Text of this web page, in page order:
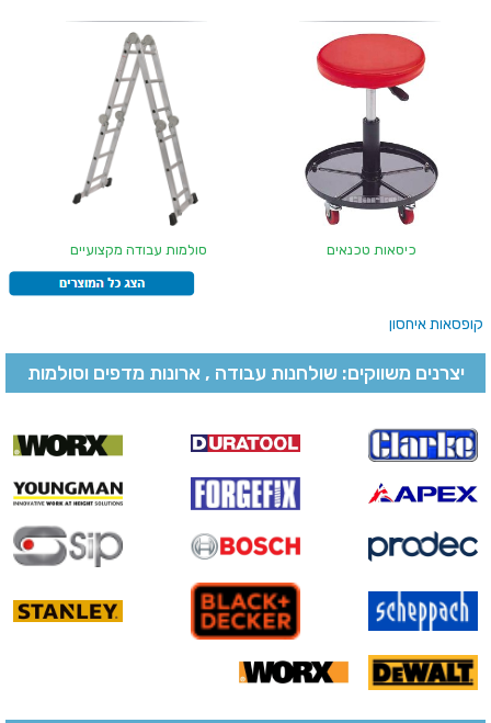
כיסאות טכנאים סולמות עבודה מקצועיים
קופסאות איחסון
יצרנים משווקים: שולחנות עבודה , ארונות מדפים וסולמות